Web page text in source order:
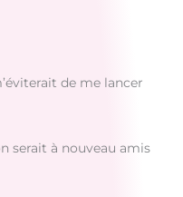
de me lancer
serait à nouveau amis